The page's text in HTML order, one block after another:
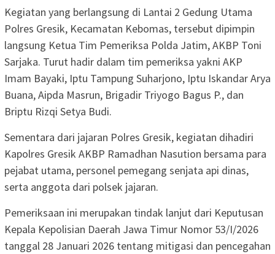
Kegiatan yang berlangsung di Lantai 2 Gedung Utama
Polres Gresik, Kecamatan Kebomas, tersebut dipimpin
langsung Ketua Tim Pemeriksa Polda Jatim, AKBP Toni
Sarjaka. Turut hadir dalam tim pemeriksa yakni AKP
Imam Bayaki, Iptu Tampung Suharjono, Iptu Iskandar Arya
Buana, Aipda Masrun, Brigadir Triyogo Bagus P., dan
Briptu Rizqi Setya Budi.
Sementara dari jajaran Polres Gresik, kegiatan dihadiri
Kapolres Gresik AKBP Ramadhan Nasution bersama para
pejabat utama, personel pemegang senjata api dinas,
serta anggota dari polsek jajaran.
Pemeriksaan ini merupakan tindak lanjut dari Keputusan
Kepala Kepolisian Daerah Jawa Timur Nomor 53/I/2026
tanggal 28 Januari 2026 tentang mitigasi dan pencegahan